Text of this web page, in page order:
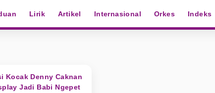
Lirik Artikel Internasional Orkes Indeks
Kocak Denny Caknan
Jadi Babi Ngepet